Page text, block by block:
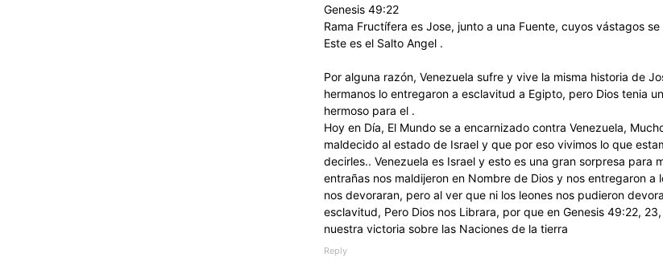
Genesis 49:22
Rama Fructífera es Jose, junto a una Fuente, cuyos vástagos
Este es el Salto Angel .
Por alguna razón, Venezuela sufre y vive la misma historia de
hermanos lo entregaron a esclavitud a Egipto, pero Dios tenia
hermoso para el .
Hoy en Día, El Mundo se a encarnizado contra Venezuela,
maldecido al estado de Israel y que por eso vivimos lo que
decirles.. Venezuela es Israel y esto es una gran sorpresa para
entrañas nos maldijeron en Nombre de Dios y nos entregaron a
nos devoraran, pero al ver que ni los leones nos pudieron
esclavitud, Pero Dios nos Librara, por que en Genesis 49:22,
nuestra victoria sobre las Naciones de la tierra
Reply